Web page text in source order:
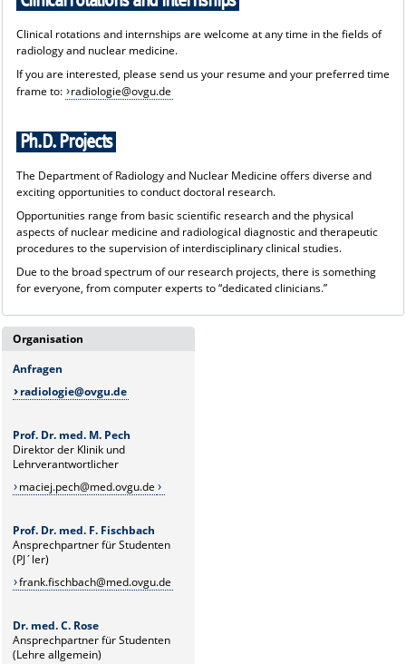
Clinical rotations and internships are welcome at any time in the fields of
radiology and nuclear medicine.
If you are interested, please send us your resume and your preferred time
frame to: radiologie@ovgu.de
Ph.D. Projects
The Department of Radiology and Nuclear Medicine offers diverse and
exciting opportunities to conduct doctoral research.
Opportunities range from basic scientific research and the physical
aspects of nuclear medicine and radiological diagnostic and therapeutic
procedures to the supervision of interdisciplinary clinical studies.
Due to the broad spectrum of our research projects, there is something
for everyone, from computer experts to “dedicated clinicians.”
Organisation
Anfragen
radiologie@ovgu.de
Prof. Dr. med. M. Pech
Direktor der Klinik und
Lehrverantwortlicher
maciej.pech@med.ovgu.de
Prof. Dr. med. F. Fischbach
Ansprechpartner für Studenten
(PJ´ler)
frank.fischbach@med.ovgu.de
Dr. med. C. Rose
Ansprechpartner für Studenten
(Lehre allgemein)